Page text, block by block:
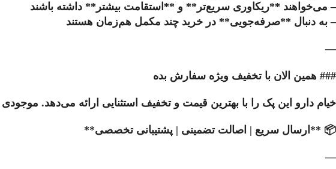
– می‌خواهند **ریکاوری سریع‌تر** و **استقامت بیشتر** داشته باشند
– به دنبال **صرفه‌جویی** در خرید چند مکمل هم‌زمان هستند
—
### همین الان با تخفیف ویژه سفارش بده
خیام دارو این پک را با بهترین قیمت و تخفیف استثنایی ارائه می‌دهد.
📦 **ارسال سریع | اصالت تضمینی | پشتیبانی تخصصی**
—